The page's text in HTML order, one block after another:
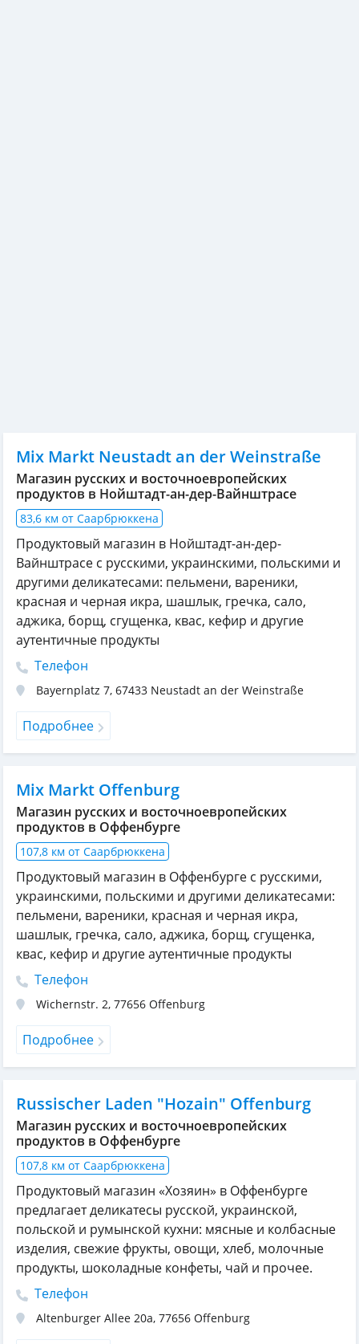
Mix Markt Neustadt an der Weinstraße
Магазин русских и восточноевропейских
продуктов в Нойштадт-ан-дер-Вайнштрасе
83,6 км от Саарбрюккена
Продуктовый магазин в Нойштадт-ан-дер-
Вайнштрасе с русскими, украинскими, польскими и
другими деликатесами: пельмени, вареники,
красная и черная икра, шашлык, гречка, сало,
аджика, борщ, сгущенка, квас, кефир и другие
аутентичные продукты
Телефон
Bayernplatz 7, 67433 Neustadt an der Weinstraße
Подробнее
Mix Markt Offenburg
Магазин русских и восточноевропейских
продуктов в Оффенбурге
107,8 км от Саарбрюккена
Продуктовый магазин в Оффенбурге с русскими,
украинскими, польскими и другими деликатесами:
пельмени, вареники, красная и черная икра,
шашлык, гречка, сало, аджика, борщ, сгущенка,
квас, кефир и другие аутентичные продукты
Телефон
Wichernstr. 2, 77656 Offenburg
Подробнее
Russischer Laden "Hozain" Offenburg
Магазин русских и восточноевропейских
продуктов в Оффенбурге
107,8 км от Саарбрюккена
Продуктовый магазин «Хозяин» в Оффенбурге
предлагает деликатесы русской, украинской,
польской и румынской кухни: мясные и колбасные
изделия, свежие фрукты, овощи, хлеб, молочные
продукты, шоколадные конфеты, чай и прочее.
Телефон
Altenburger Allee 20a, 77656 Offenburg